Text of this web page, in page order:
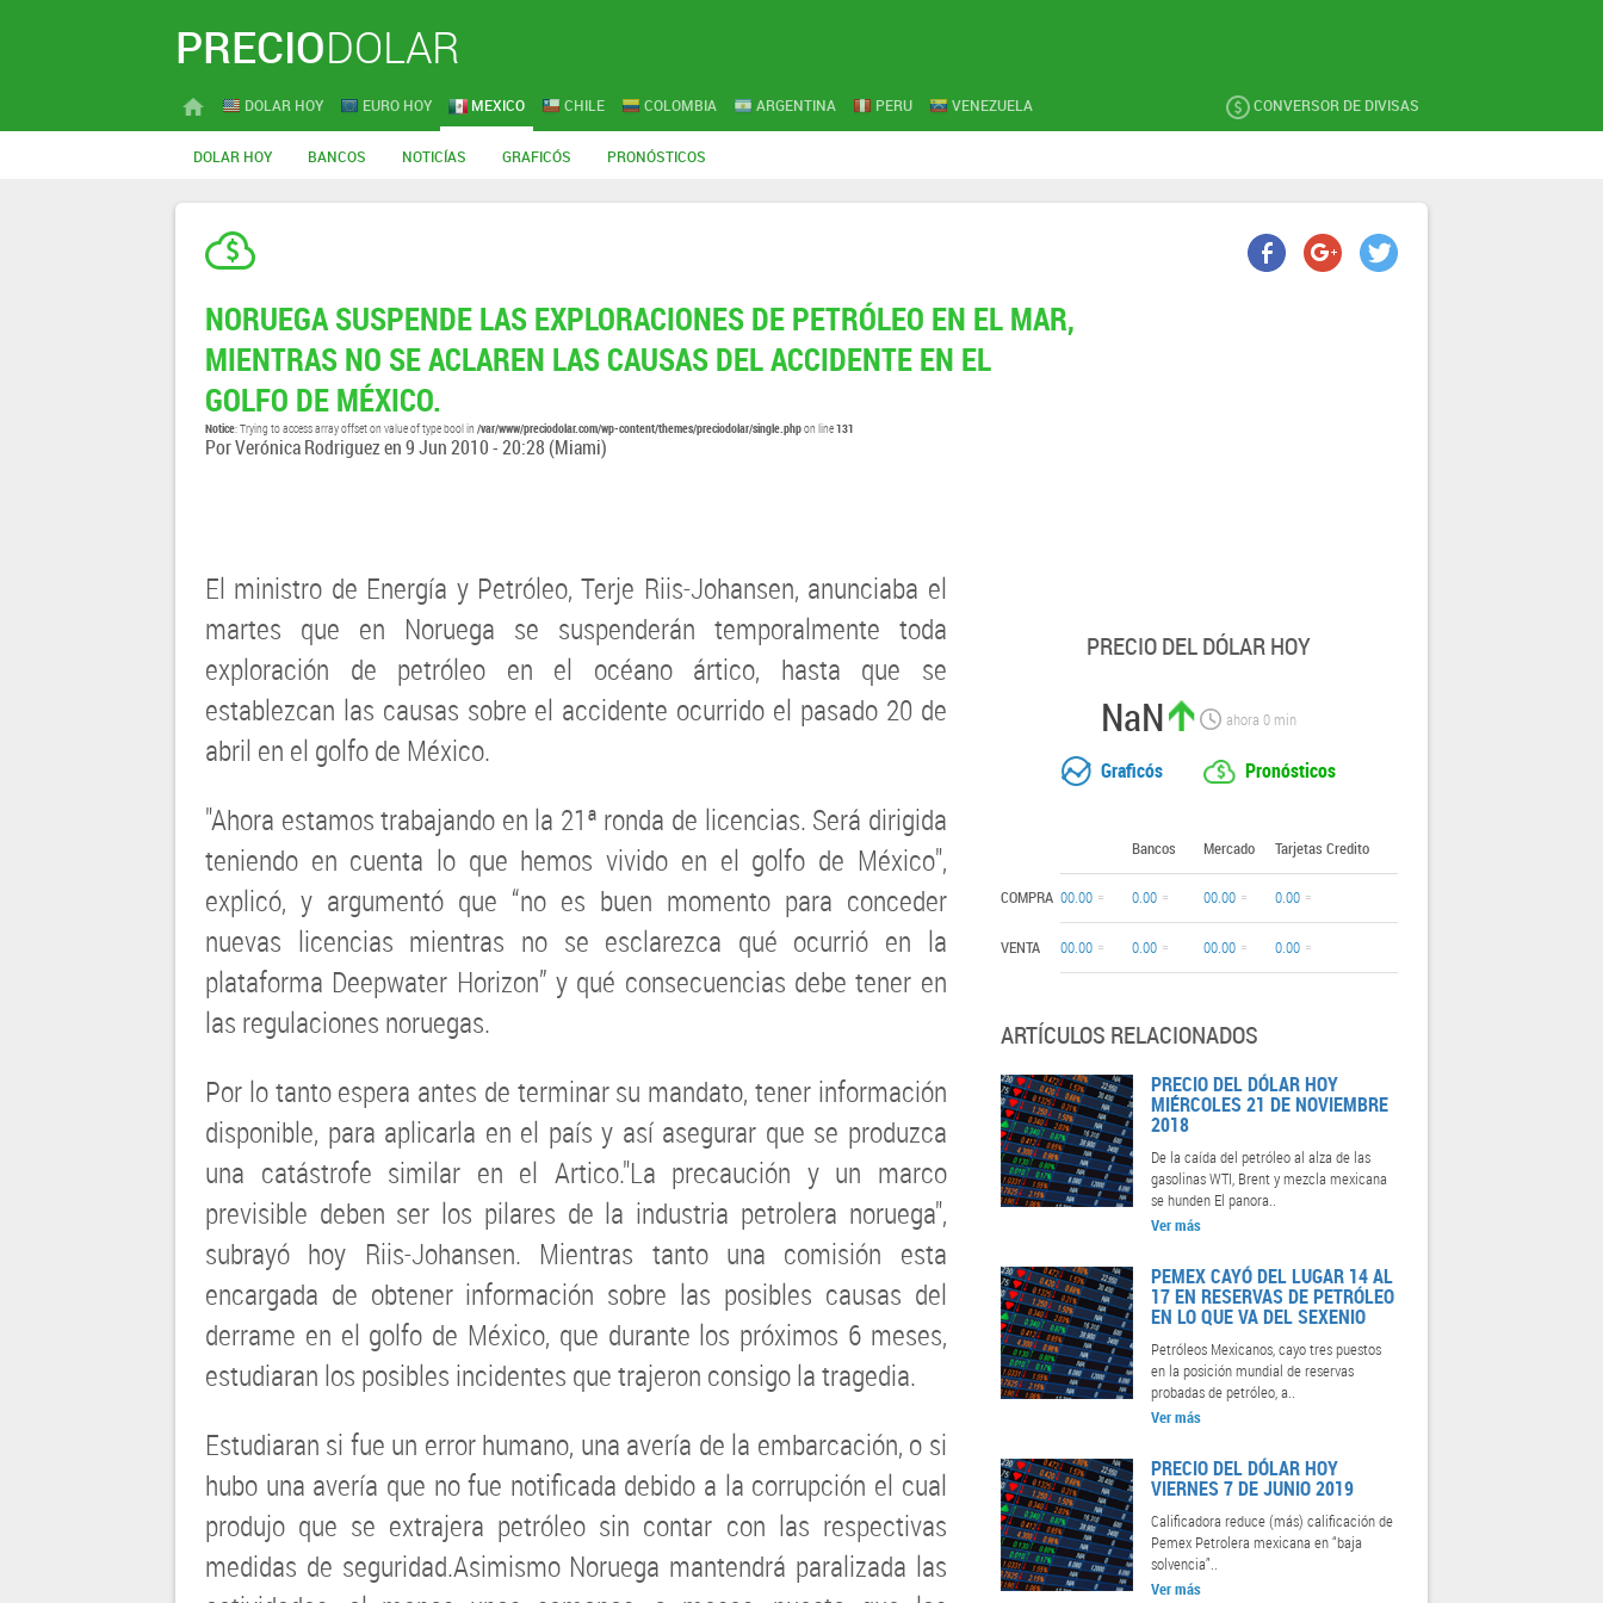
PRECIODOLAR
DOLAR HOY EURO HOY MEXICO CHILE COLOMBIA ARGENTINA PERU VENEZUELA CONVERSOR DE DIVISAS
DOLAR HOY BANCOS NOTICÍAS GRAFICÓS PRONÓSTICOS
NORUEGA SUSPENDE LAS EXPLORACIONES DE PETRÓLEO EN EL MAR,
MIENTRAS NO SE ACLAREN LAS CAUSAS DEL ACCIDENTE EN EL
GOLFO DE MÉXICO.
Notice: Trying to access array offset on value of type bool in /var/www/preciodolar.com/wp-content/themes/preciodolar/single.phpon line131
PorVerónica Rodriguezen9 Jun 2010 - 20:28 (Miami)
El ministro de Energía y Petróleo, Terje Riis-Johansen, anunciaba el
martes que en Noruega se suspenderán temporalmente toda
exploración de petróleo en el océano ártico, hasta que se
establezcan las causas sobre el accidente ocurrido el pasado 20 de
abril en el golfo de México.
"Ahora estamos trabajando en la 21ª ronda de licencias. Será dirigida
teniendo en cuenta lo que hemos vivido en el golfo de México",
explicó, y argumentó que “no es buen momento para conceder
nuevas licencias mientras no se esclarezca qué ocurrió en la
plataforma Deepwater Horizon” y qué consecuencias debe tener en
las regulaciones noruegas.
Por lo tanto espera antes de terminar su mandato, tener información
disponible, para aplicarla en el país y así asegurar que se produzca
una catástrofe similar en el Artico."La precaución y un marco
previsible deben ser los pilares de la industria petrolera noruega",
subrayó hoy Riis-Johansen. Mientras tanto una comisión esta
encargada de obtener información sobre las posibles causas del
derrame en el golfo de México, que durante los próximos 6 meses,
estudiaran los posibles incidentes que trajeron consigo la tragedia.
Estudiaran si fue un error humano, una avería de la embarcación, o si
hubo una avería que no fue notificada debido a la corrupción el cual
produjo que se extrajera petróleo sin contar con las respectivas
medidas de seguridad.Asimismo Noruega mantendrá paralizada las
PRECIO DEL DÓLAR HOY
NaN ahora0 min
Graficós Pronósticos
Bancos Mercado Tarjetas Credito
COMPRA 00.00 0.00 00.00 0.00
VENTA 00.00 0.00 00.00 0.00
ARTÍCULOS RELACIONADOS
PRECIO DEL DÓLAR HOY
MIÉRCOLES 21 DE NOVIEMBRE
2018
De la caída del petróleo al alza de las
gasolinas WTI, Brent y mezcla mexicana
se hunden El panora..
Ver más
PEMEX CAYÓ DEL LUGAR 14 AL
17 EN RESERVAS DE PETRÓLEO
EN LO QUE VA DEL SEXENIO
Petróleos Mexicanos, cayo tres puestos
en la posición mundial de reservas
probadas de petróleo, a..
Ver más
PRECIO DEL DÓLAR HOY
VIERNES 7 DE JUNIO 2019
Calificadora reduce (más) calificación de
Pemex Petrolera mexicana en “baja
solvencia”..
Ver más